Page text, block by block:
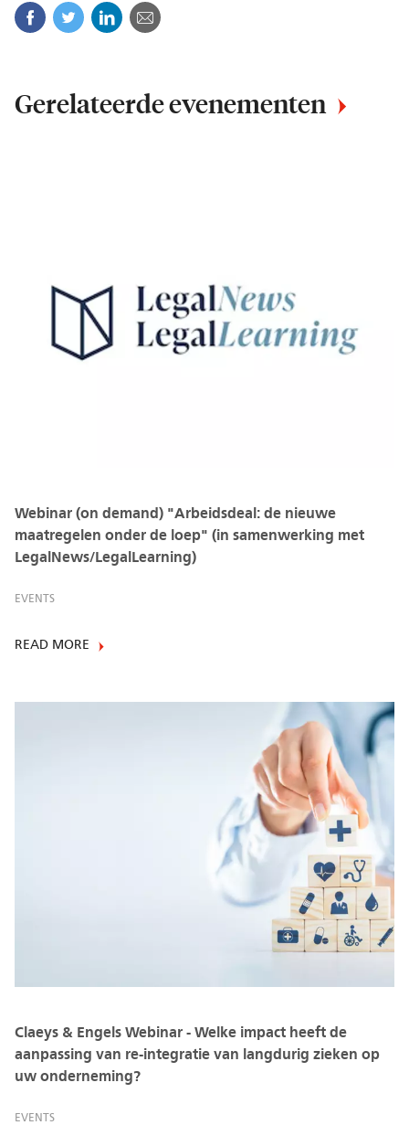
Gerelateerde evenementen
Webinar (on demand) "Arbeidsdeal: de nieuwe
maatregelen onder de loep" (in samenwerking met
LegalNews/LegalLearning)
EVENTS
READ MORE
Claeys & Engels Webinar - Welke impact heeft de
aanpassing van re-integratie van langdurig zieken op
uw onderneming?
EVENTS
Facebook
TwitterLinkedin
Mail